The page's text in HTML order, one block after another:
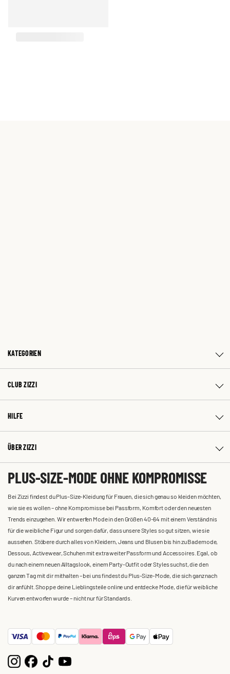
KATEGORIEN
CLUB ZIZZI
HILFE
ÜBER ZIZZI
PLUS-SIZE-MODE OHNE KOMPROMISSE
Bei Zizzi findest du Plus-Size-Kleidung für Frauen, die sich genau so kleiden möchten,
wie sie es wollen – ohne Kompromisse bei Passform, Komfort oder den neuesten
Trends einzugehen. Wir entwerfen Mode in den Größen 40-64 mit einem Verständnis
für die weibliche Figur und sorgen dafür, dass unsere Styles so gut sitzen, wie sie
aussehen. Stöbere durch alles von Kleidern, Jeans und Blusen bis hin zu Bademode,
Dessous, Activewear, Schuhen mit extra weiter Passform und Accessoires. Egal, ob
du nach einem neuen Alltagslook, einem Party-Outfit oder Styles suchst, die den
ganzen Tag mit dir mithalten – bei uns findest du Plus-Size-Mode, die sich ganz nach
dir anfühlt. Shoppe deine Lieblingsteile online und entdecke Mode, die für weibliche
Kurven entworfen wurde – nicht nur für Standards.